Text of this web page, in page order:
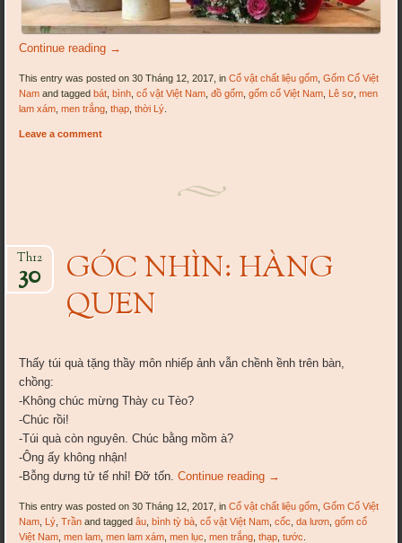
Continue reading →
This entry was posted on 30 Tháng 12, 2017, inCổ vật chất liệu gốm ,Gốm Cổ Việt
Nam and taggedbát ,bình ,cổ vật Việt Nam ,đồ gốm ,gốm cổ Việt Nam Lê sơ ,men
lam xám ,men trắng ,thạp ,thời Lý
Leave a comment
GÓC NHÌN: HÀNG
QUEN
Th12
30
Thấy túi quà tặng thầy môn nhiếp ảnh vẫn chềnh ềnh trên bàn,
chồng:
-Khôngchúc mừng Thày cu Tèo?
-Chúc rồi!
-Túi quà còn nguyên. Chúc bằng mồm à?
-Ông ấy không nhận!
-Bỗng dưng tử tế nhỉ! Đỡ tốn.Continue reading →
This entry was posted on 30 Tháng 12, 2017, inCổ vật chất liệu gốm ,Gốm Cổ Việt
Nam Lý ,Trần and taggedâu ,bình tỳ bà ,cổ vật Việt Nam ,cốc ,da lươn ,gốm cổ
Việt Nam ,men lam ,men lam xám ,men lục ,men trắng ,thạp ,tước